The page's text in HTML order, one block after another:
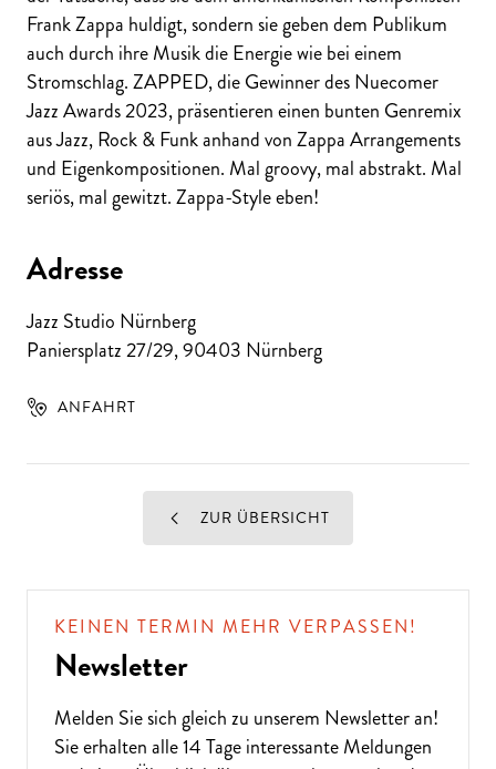
Frank Zappa huldigt, sondern sie geben dem Publikum
auch durch ihre Musik die Energie wie bei einem
Stromschlag. ZAPPED, die Gewinner des Nuecomer
Jazz Awards 2023, präsentieren einen bunten Genremix
aus Jazz, Rock & Funk anhand von Zappa Arrangements
und Eigenkompositionen. Mal groovy, mal abstrakt. Mal
seriös, mal gewitzt. Zappa-Style eben!
Adresse
Jazz Studio Nürnberg
Paniersplatz 27/29,90403 Nürnberg
ANFAHRT
ZUR ÜBERSICHT
KEINEN TERMIN MEHR VERPASSEN!
Newsletter
Melden Sie sich gleich zu unserem Newsletteran!
Sie erhalten alle 14 Tage interessante Meldungen